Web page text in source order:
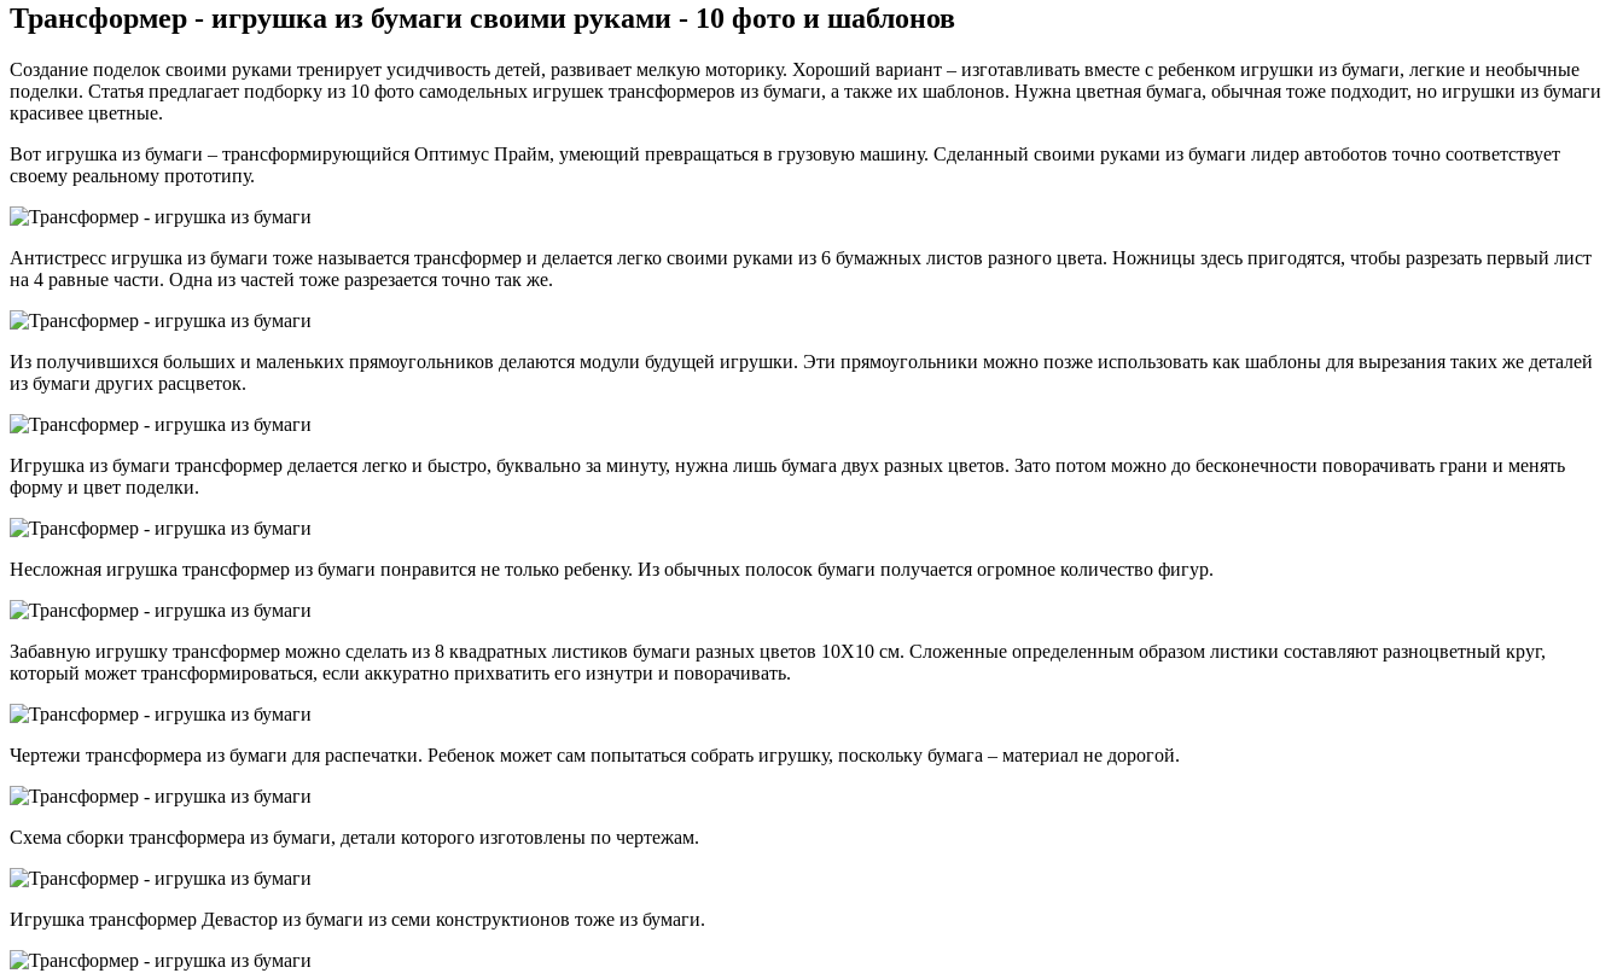
Трансформер - игрушка из бумаги своими руками - 10 фото и шаблонов
Создание поделок своими руками тренирует усидчивость детей, развивает мелкую моторику. Хороший вариант – изготавливать вместе с ребенком игрушки из бумаги, легкие и необычные
поделки. Статья предлагает подборку из 10 фото самодельных игрушек трансформеров из бумаги, а также их шаблонов. Нужна цветная бумага, обычная тоже подходит, но игрушки из бумаги
красивее цветные.
Вот игрушка из бумаги – трансформирующийся Оптимус Прайм, умеющий превращаться в грузовую машину. Сделанный своими руками из бумаги лидер автоботов точно соответствует
своему реальному прототипу.
Антистресс игрушка из бумаги тоже называется трансформер и делается легко своими руками из 6 бумажных листов разного цвета. Ножницы здесь пригодятся, чтобы разрезать первый лист
на 4 равные части. Одна из частей тоже разрезается точно так же.
Из получившихся больших и маленьких прямоугольников делаются модули будущей игрушки. Эти прямоугольники можно позже использовать как шаблоны для вырезания таких же деталей
из бумаги других расцветок.
Игрушка из бумаги трансформер делается легко и быстро, буквально за минуту, нужна лишь бумага двух разных цветов. Зато потом можно до бесконечности поворачивать грани и менять
форму и цвет поделки.
Несложная игрушка трансформер из бумаги понравится не только ребенку. Из обычных полосок бумаги получается огромное количество фигур.
Забавную игрушку трансформер можно сделать из 8 квадратных листиков бумаги разных цветов 10Х10 см. Сложенные определенным образом листики составляют разноцветный круг,
который может трансформироваться, если аккуратно прихватить его изнутри и поворачивать.
Чертежи трансформера из бумаги для распечатки. Ребенок может сам попытаться собрать игрушку, поскольку бумага – материал не дорогой.
Схема сборки трансформера из бумаги, детали которого изготовлены по чертежам.
Игрушка трансформер Девастор из бумаги из семи конструктионов тоже из бумаги.